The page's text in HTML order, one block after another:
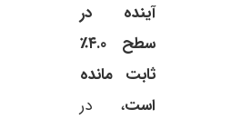
آینده در
سطح ۴.۰٪
ثابت مانده
است، در